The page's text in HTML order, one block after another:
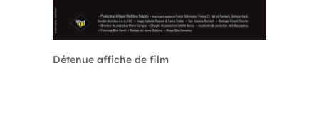
Détenue affiche de film